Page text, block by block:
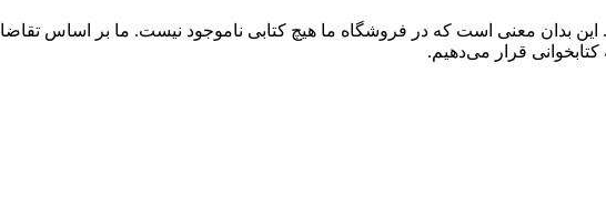
بدان معنی است که در فروشگاه ما هیچ کتابی ناموجود نیست. ما بر اساس
قرار می‌دهیم.